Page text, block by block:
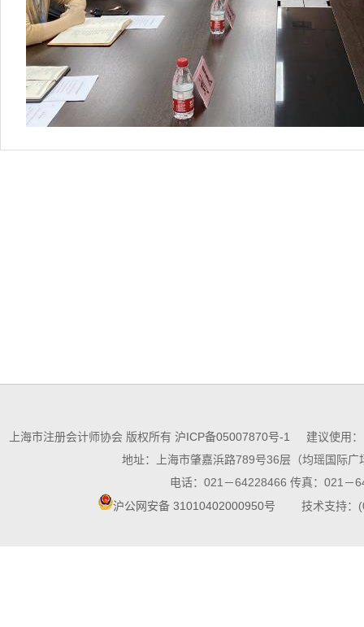
上海市注册会计师协会 版权所有 沪ICP备05007870号-1
建议使用：
地址：上海市肇嘉浜路789号36层（均瑶国际广
电话：021－64228466 传真：021－
沪公网安备 31010402000950号 技术支持：